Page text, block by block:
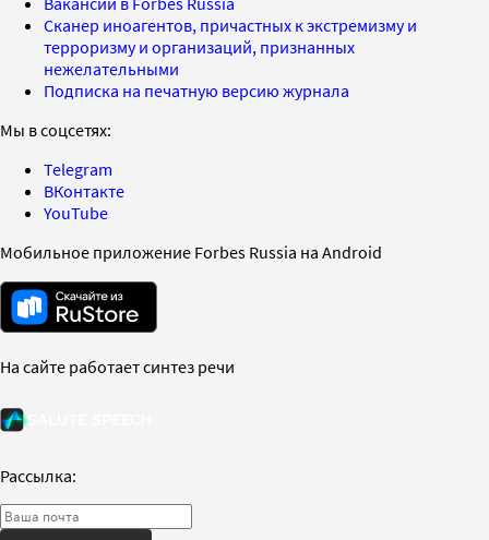
Сканер иноагентов, причастных к экстремизму и
терроризму и организаций, признанных
нежелательными
Подписка на печатную версию журнала
Мы в соцсетях:
Telegram
ВКонтакте
YouTube
Мобильное приложение Forbes Russia на Android
На сайте работает синтез речи
Рассылка: